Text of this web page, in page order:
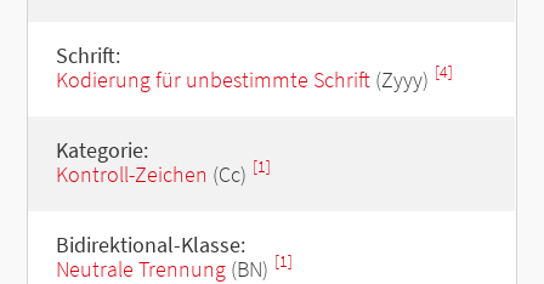
Schrift:
Kodierung für unbestimmte Schrift(Zyyy) [4]
Kategorie:
Kontroll-Zeichen (Cc) [1]
Bidirektional-Klasse:
Neutrale Trennung(BN) [1]